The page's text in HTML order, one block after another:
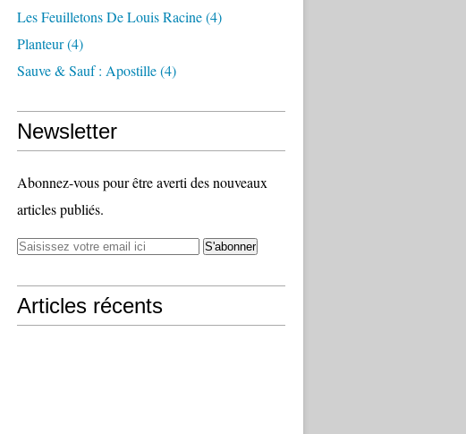
Les Feuilletons De Louis Racine(4)
Planteur(4)
Sauve & Sauf : Apostille(4)
Newsletter
Abonnez-vous pour être averti des nouveaux
articles publiés.
Articles récents